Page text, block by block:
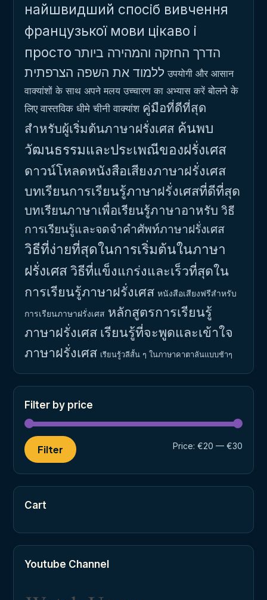
найшвидший спосіб вивчення
французької мови цікаво і
просто הדרך החזקה והמהירה ביותר
ללמוד את השפה הצרפתית उपयोगी और आसान
वाक्यांशों के साथ अपने मलय उच्चारण का अभ्यास करें बोलने के
लिए वास्तविक धीमे चीनी वाक्यांश คู่มือที่ดีที่สุด
สำหรับผู้เริ่มต้นภาษาฝรั่งเศส ค้นพบ
วัฒนธรรมและประเพณีของฝรั่งเศส
ดาวน์โหลดหนังสือเสียงภาษาฝรั่งเศส
บทเรียนการเรียนรู้ภาษาฝรั่งเศสที่ดีที่สุด
บทเรียนภาษาเพื่อเรียนรู้ภาษาอาหรับ วิธี
การเรียนรู้และจดจำคำศัพท์ภาษาฝรั่งเศส
วิธีที่ง่ายที่สุดในการเริ่มต้นในภาษา
ฝรั่งเศสวิธีที่แข็งแกร่งและเร็วที่สุดใน
การเรียนรู้ภาษาฝรั่งเศส หนังสือเสียงฟรีสำหรับ
การเรียนภาษาฝรั่งเศส หลักสูตรการเรียนรู้
ภาษาฝรั่งเศส เรียนรู้ที่จะพูดและเข้าใจ
ภาษาฝรั่งเศส เรียนรู้วลีสั้น ๆ ในภาษาคาตาลันแบบช้าๆ
Filter by price
Filter Price: €20 — €30
Cart
Youtube Channel